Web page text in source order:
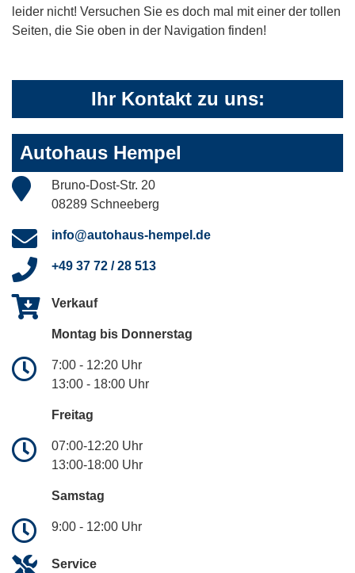
leider nicht! Versuchen Sie es doch mal mit einer der tollen
Seiten, die Sie oben in der Navigation finden!
Ihr Kontakt zu uns:
Autohaus Hempel
Bruno-Dost-Str. 20
08289 Schneeberg
info@autohaus-hempel.de
+49 37 72 / 28 513
Verkauf
Montag bis Donnerstag
7:00 - 12:20 Uhr
13:00 - 18:00 Uhr
Freitag
07:00-12:20 Uhr
13:00-18:00 Uhr
Samstag
9:00 - 12:00 Uhr
Service